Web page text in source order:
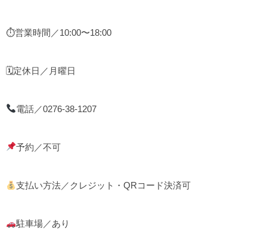
⏱営業時間／10:00〜18:00
🗓定休日／月曜日
電話／0276-38-1207
予約／不可
支払い方法／クレジット・QRコード決済可
駐車場／あり